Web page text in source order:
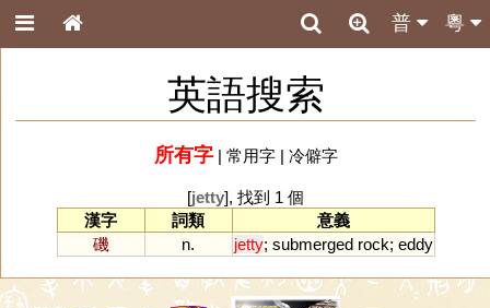
粵
普
英語搜索
所有字| 常用字| 冷僻字
[jetty], 找到 1 個
漢字
詞類
意義
磯
n. jetty; submerged rock; eddy